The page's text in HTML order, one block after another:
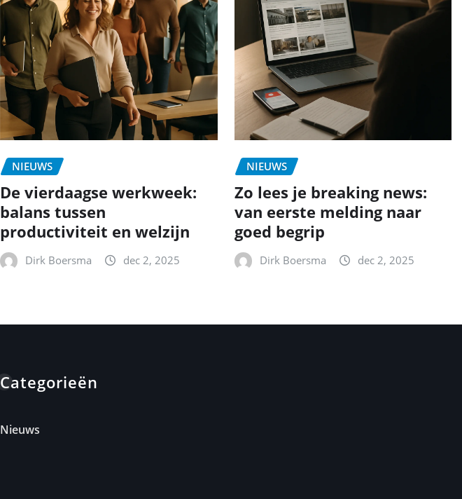
NIEUWS
De vierdaagse werkweek:
balans tussen
productiviteit en welzijn
Dirk Boersma dec 2, 2025
NIEUWS
Zo lees je breaking news:
van eerste melding naar
goed begrip
Dirk Boersma dec 2, 2025
Categorieën
Nieuws